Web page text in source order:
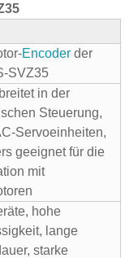
Encoder der
SVZ35
in der
Steuerung,
Servoeinheiten,
geeignet für die
mit
hohe
lange
starke